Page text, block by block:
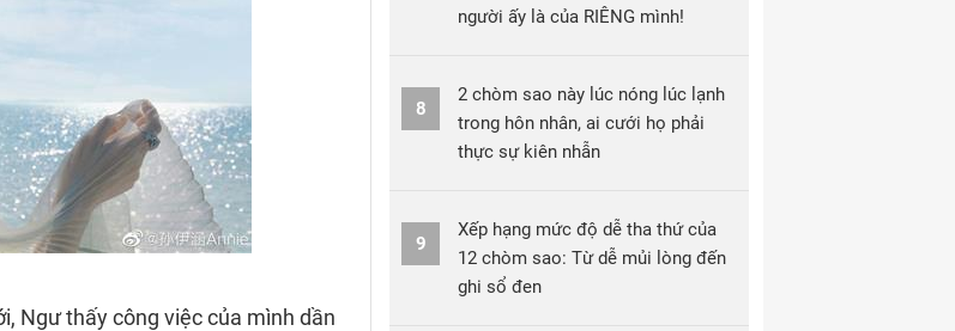
Ngư thấy công việc của mình dần
người ấy là của RIÊNG mình!
8
2 chòm sao này lúc nóng lúc lạnh
trong hôn nhân, ai cưới họ phải
thực sự kiên nhẫn
9
Xếp hạng mức độ dễ tha thứ của
12 chòm sao: Từ dễ mủi lòng đến
ghi sổ đen